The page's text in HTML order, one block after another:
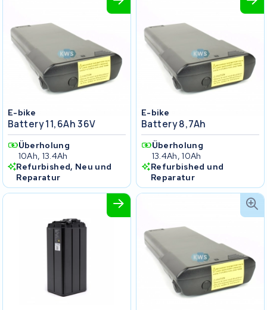
E-bike
Battery 11,6Ah 36V
Überholung
10Ah, 13.4Ah
Refurbished, Neu und
Reparatur
E-bike
Battery 8,7Ah
Überholung
13.4Ah, 10Ah
Refurbished und
Reparatur